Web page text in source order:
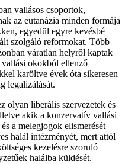
vallásos csoportok,
az eutanázia minden formája
egyedül egyre kevésbé
szolgáló reformokat. Több
váratlan helyről kaptak
okokból ellenző
karöltve évek óta sikeresen
legalizálását.
olyan liberális szervezetek és
akik a konzervatív vallási
a melegjogok elismerését
halál intézményét, mert attól
kezelésre szoruló
halálba küldését.